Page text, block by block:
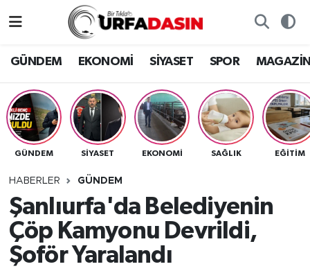
GÜNDEM EKONOMİ SİYASET SPOR
GÜNDEM SİYASET EKONOMİ SAĞLIK EĞITIM
HABERLER GÜNDEM
Şanlıurfa'da Belediyenin
Çöp Kamyonu Devrildi,
Şoför Yaralandı
EKONOMİ
SİYASET
SPOR
SAĞLIK
TEKNOLOJİ
Gizlilik ve Güvenlik Politikası
İletişim
Nöbetçi Eczaneler
Hava Durumu
Namaz Vakitleri
Trafik Durumu
Süper Lig Puan Durumu ve Fikstür
Tüm Manşetler
Son Dakika Haberleri